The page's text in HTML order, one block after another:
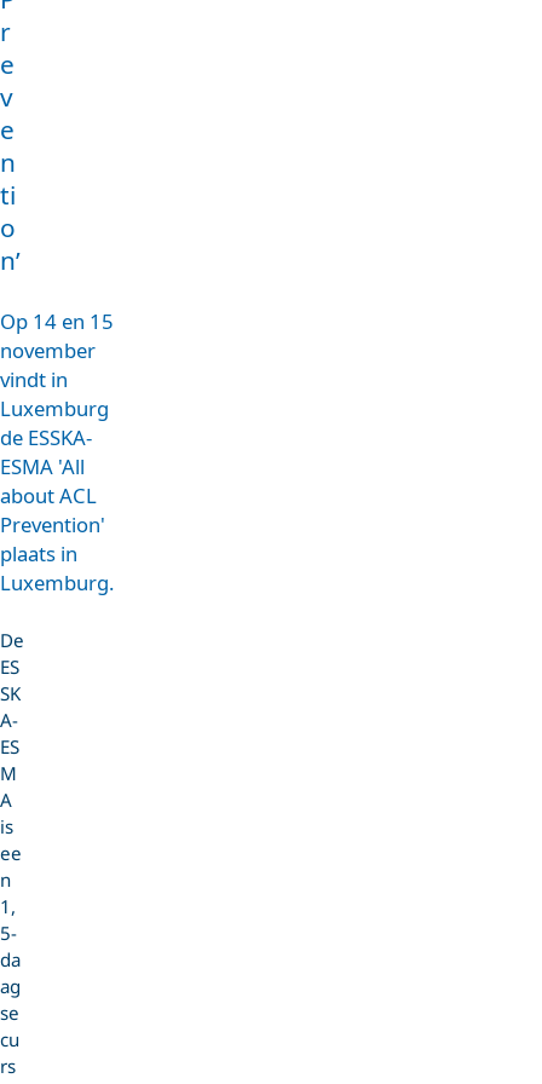
r
e
v
e
n
ti
o
n’
Op 14 en 15
november
vindt in
Luxemburg
de ESSKA-
ESMA 'All
about ACL
Prevention'
plaats in
Luxemburg.
De
ES
SK
A-
ES
M
A
is
ee
n
1,
5-
da
ag
se
cu
rs